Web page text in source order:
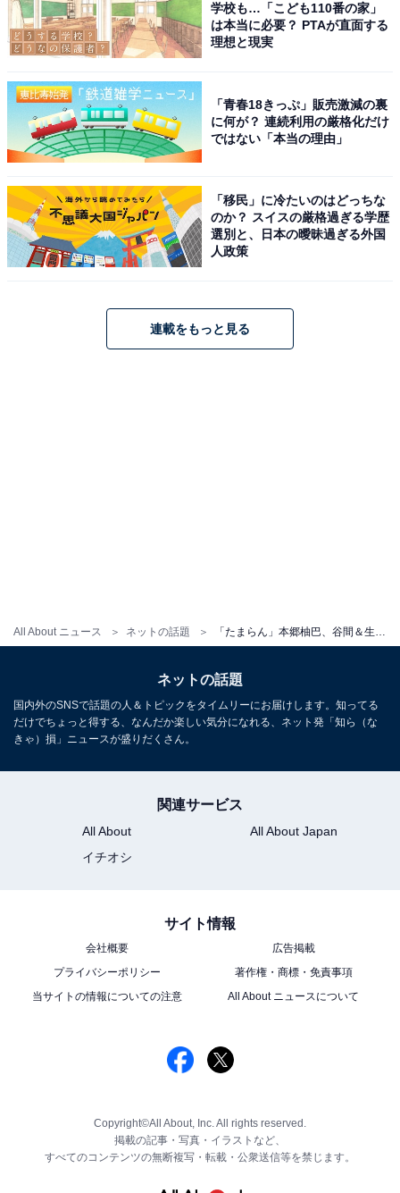
All About ニュース ネットの話題
学校も…「こども110番の家」
は本当に必要？ PTAが直面する
理想と現実
「青春18きっぷ」販売激減の裏
に何が？ 連続利用の厳格化だけ
ではない「本当の理由」
「移民」に冷たいのはどっちな
のか？ スイスの厳格過ぎる学歴
選別と、日本の曖昧過ぎる外国
人政策
連載をもっと見る
ネットの話題
国内外のSNSで話題の人＆トピックをタイムリーにお届けします。知ってる
だけでちょっと得する、なんだか楽しい気分になれる、ネット発「知ら（な
きゃ）損」ニュースが盛りだくさん。
関連サービス
All About
All About Japan
イチオシ
サイト情報
会社概要
広告掲載
プライバシーポリシー
著作権・商標・免責事項
当サイトの情報についての注意
All About ニュースについて
Copyright©All About, Inc. All rights reserved.
掲載の記事・写真・イラストなど、
すべてのコンテンツの無断複写・転載・公衆送信等を禁じます。